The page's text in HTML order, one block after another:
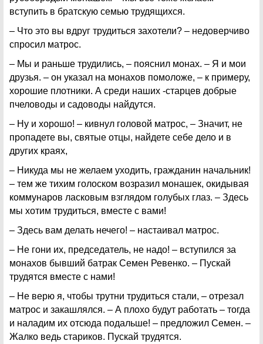
вступить в братскую семью трудящихся.
– Что это вы вдруг трудиться захотели? – недоверчиво
спросил матрос.
– Мы и раньше трудились, – пояснил монах. – Я и мои
друзья. – он указал на монахов помоложе, – к примеру,
хорошие плотники. А среди наших -старцев добрые
пчеловоды и садоводы найдутся.
– Ну и хорошо! – кивнул головой матрос, – Значит, не
пропадете вы, святые отцы, найдете себе дело и в
других краях,
– Никуда мы не желаем уходить, гражданин начальник!
– тем же тихим голоском возразил монашек, окидывая
коммунаров ласковым взглядом голубых глаз. – Здесь
мы хотим трудиться, вместе с вами!
– Здесь вам делать нечего! – настаивал матрос.
– Не гони их, председатель, не надо! – вступился за
монахов бывший батрак Семен Ревенко. – Пускай
трудятся вместе с нами!
– Не верю я, чтобы трутни трудиться стали, – отрезал
матрос и закашлялся. – А плохо будут работать – тогда
и наладим их отсюда подальше! – предложил Семен. –
Жалко ведь стариков. Пускай трудятся.